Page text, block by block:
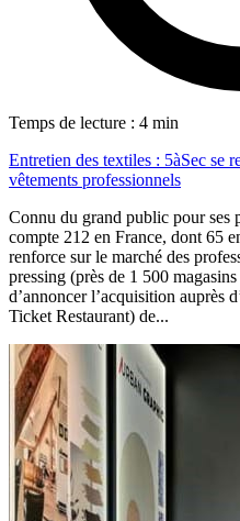
Temps de lecture : 4 min
Entretien des textiles : 5àSec se
vêtements professionnels
Connu du grand public pour ses
compte 212 en France, dont 65
renforce sur le marché des
pressing (près de 1 500
d’annoncer l’acquisition auprès
Ticket Restaurant) de...